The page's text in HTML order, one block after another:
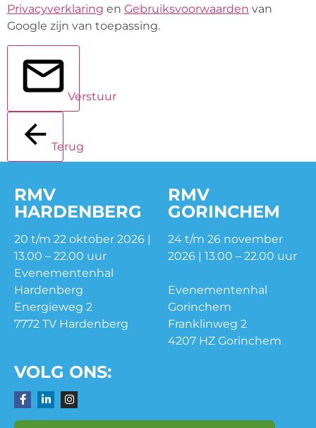
Privacyverklaring en Gebruiksvoorwaarden van
Google zijn van toepassing.
Verstuur
Terug
RMV
HARDENBERG
20 t/m 22 oktober 2026 |
13.00 – 22.00 uur
Evenementenhal
Hardenberg
Energieweg 2
7772 TV Hardenberg
RMV
GORINCHEM
24 t/m 26 november
2026 | 13.00 – 22.00 uur
Evenementenhal
Gorinchem
Franklinweg 2
4207 HZ Gorinchem
VOLG ONS: